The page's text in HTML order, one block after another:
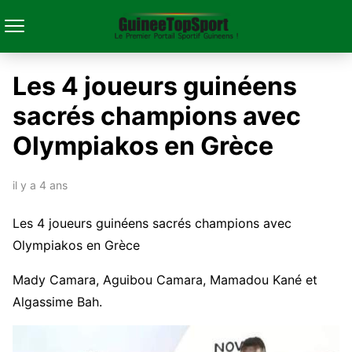
Les 4 joueurs guinéens
sacrés champions avec
Olympiakos en Grèce
il y a 4 ans
Les 4 joueurs guinéens sacrés champions avec
Olympiakos en Grèce
Mady Camara, Aguibou Camara, Mamadou Kané et
Algassime Bah.